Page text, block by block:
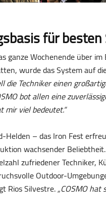
für
ganze Wochenende über
wurde das System auf
Techniker einen
bot allen eine
mir viel bedeutet.“
Helden – das Iron Fest
wachsender
zufriedener Techniker,
Outdoor-
Rios Silvestre.„COSMO